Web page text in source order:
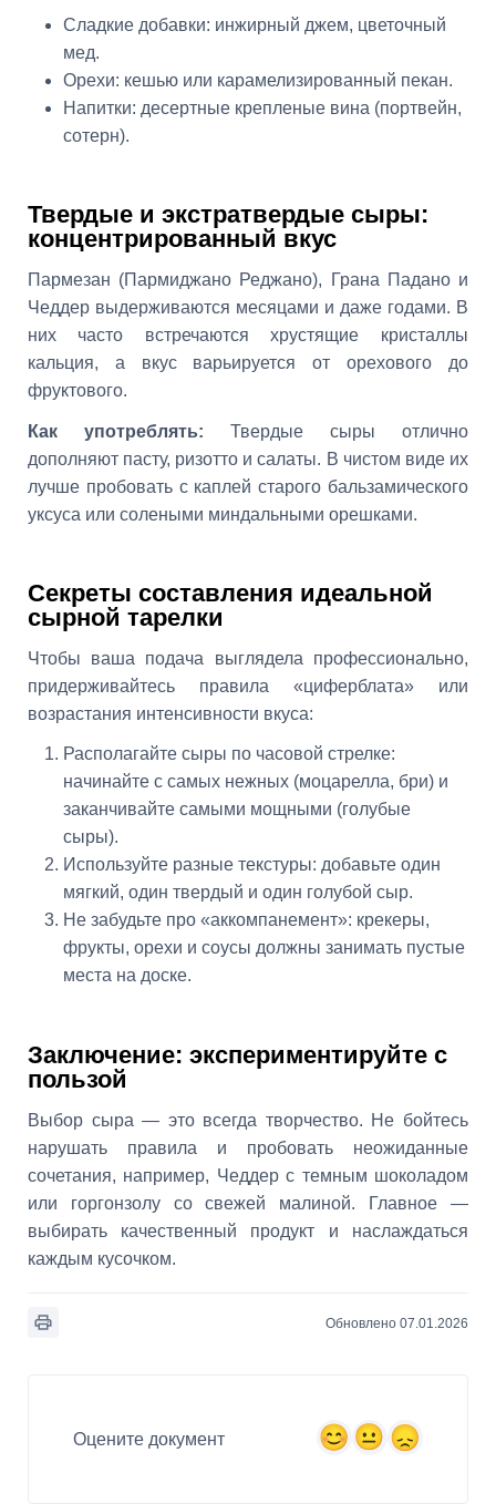
Сладкие добавки: инжирный джем, цветочный
мед.
Орехи: кешью или карамелизированный пекан.
Напитки: десертные крепленые вина (портвейн,
сотерн).
Твердые и экстратвердые сыры:
концентрированный вкус
Пармезан (Пармиджано Реджано), Грана Падано и
Чеддер выдерживаются месяцами и даже годами. В
них часто встречаются хрустящие кристаллы
кальция, а вкус варьируется от орехового до
фруктового.
Как употреблять: Твердые сыры отлично
дополняют пасту, ризотто и салаты. В чистом виде их
лучше пробовать с каплей старого бальзамического
уксуса или солеными миндальными орешками.
Секреты составления идеальной
сырной тарелки
Чтобы ваша подача выглядела профессионально,
придерживайтесь правила «циферблата» или
возрастания интенсивности вкуса:
Располагайте сыры по часовой стрелке:
начинайте с самых нежных (моцарелла, бри) и
заканчивайте самыми мощными (голубые
сыры).
Используйте разные текстуры: добавьте один
мягкий, один твердый и один голубой сыр.
Не забудьте про «аккомпанемент»: крекеры,
фрукты, орехи и соусы должны занимать пустые
места на доске.
Заключение: экспериментируйте с
пользой
Выбор сыра — это всегда творчество. Не бойтесь
нарушать правила и пробовать неожиданные
сочетания, например, Чеддер с темным шоколадом
или горгонзолу со свежей малиной. Главное —
выбирать качественный продукт и наслаждаться
каждым кусочком.
Обновлено 07.01.2026
Оцените документ